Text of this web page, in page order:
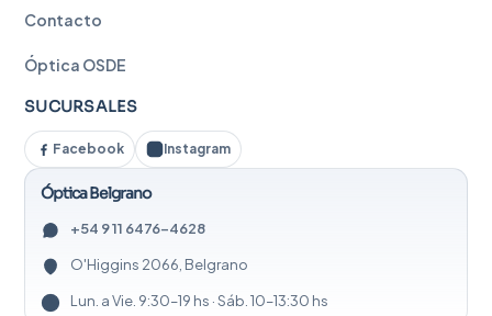
Contacto
Óptica OSDE
SUCURSALES
Facebook Instagram
Óptica Belgrano
+54 9 11 6476-4628
O'Higgins 2066, Belgrano
Lun. a Vie. 9:30–19 hs · Sáb. 10–13:30 hs